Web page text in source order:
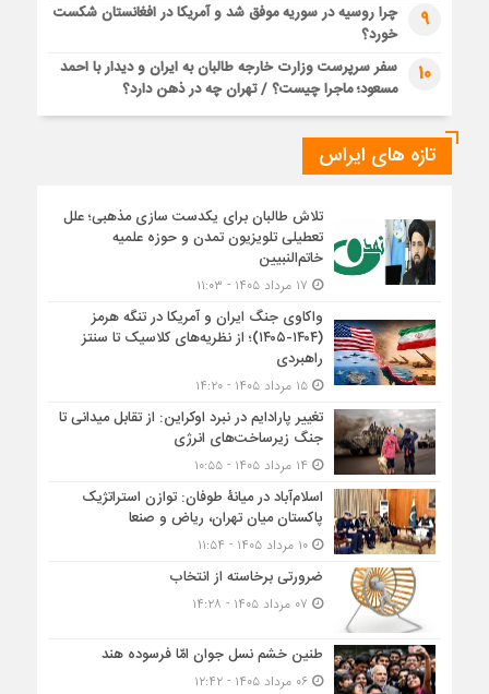
9
چرا روسیه در سوریه موفق شد و آمریکا در افغانستان شکست
خورد؟
10
سفر سرپرست وزارت خارجه طالبان به ایران و دیدار با احمد
مسعود؛ ماجرا چیست؟ / تهران چه در ذهن دارد؟
تازه های ایراس
تلاش طالبان برای یکدست سازی مذهبی؛ علل
تعطیلی تلویزیون تمدن و حوزه علمیه
خاتم‌النبیین
واکاوی جنگ ایران و آمریکا در تنگه هرمز
(۱۴۰۴-۱۴۰۵)؛ از نظریه‌های کلاسیک تا سنتز
راهبردی
۱۵ مرداد ۱۴۰۵ - ۱۴:۲۰
تغییر پارادایم در نبرد اوکراین: از تقابل میدانی تا
جنگ زیرساخت‌های انرژی
اسلام‌آباد در میانۀ طوفان: توازن استراتژیک
پاکستان میان تهران، ریاض و صنعا
۱۰ مرداد ۱۴۰۵ - ۱۱:۵۴
ضرورتی برخاسته از انتخاب
طنین خشم نسل جوان امّا فرسوده هند
۰۶ مرداد ۱۴۰۵ - ۱۲:۴۲